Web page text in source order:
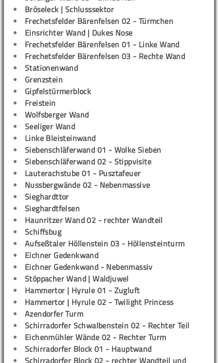
Bröseleck | Schlusssektor
Frechetsfelder Bärenfelsen 02 - Türmchen
Einsrichter Wand | Dukes Nose
Frechetsfelder Bärenfelsen 01 - Linke Wand
Frechetsfelder Bärenfelsen 03 - Rechte Wand
Stationenwand
Grenzstein
Gipfelstürmerblock
Freistein
Wolfsberger Wand
Seeliger Wand
Linke Bleisteinwand
Siebenschläferwand 01 - Wolke Sieben
Siebenschläferwand 02 - Stippvisite
Lauterachstube 01 - Pusztafeuer
Nussbergwände 02 - Nebenmassive
Sieghardttor
Sieghardtfelsen
Haunritzer Wand 02 - rechter Wandteil
Schiffsbug
Aufseßtaler Höllenstein 03 - Höllensteinturm
Eichner Gedenkwand
Eichner Gedenkwand - Nebenmassiv
Stöppacher Wand | Waldjuwel
Hammertor | Hyrule 01 - Zugluft
Hammertor | Hyrule 02 - Twilight Princess
Azendorfer Turm
Schirradorfer Schwalbenstein 02 - Rechter Teil
Eichenmühler Wände 02 - Rechter Turm
Schirradorfer Block 01 - Hauptwand
Schirradorfer Block 02 - rechter Wandteil und